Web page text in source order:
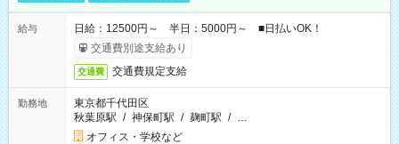
給与
日給：12500円～ 半日：5000円～ ■日払いOK！
交通費別途支給あり
交通費 交通費規定支給
勤務地
東京都千代田区
秋葉原駅 / 神保町駅 / 麹町駅 / …
オフィス・学校など